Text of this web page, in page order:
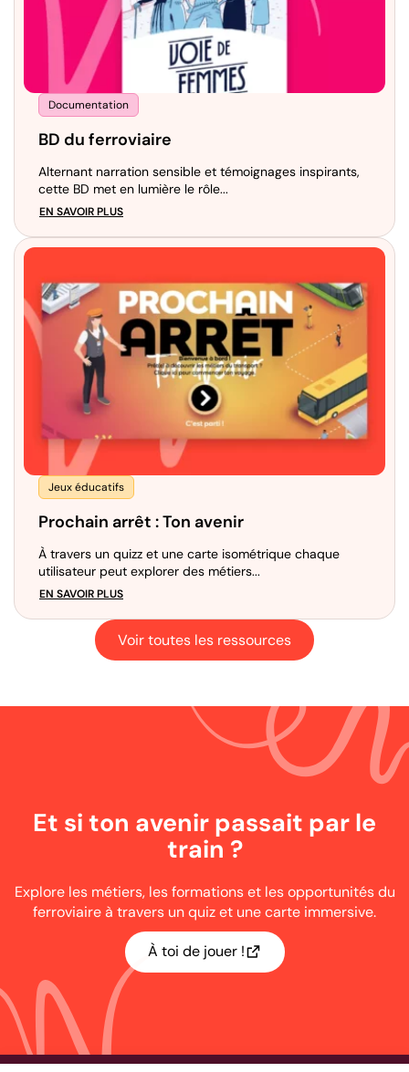
Documentation
BD du ferroviaire
Alternant narration sensible et témoignages inspirants,
cette BD met en lumière le rôle...
EN SAVOIR PLUS
Jeux éducatifs
Prochain arrêt : Ton avenir
À travers un quizz et une carte isométrique chaque
utilisateur peut explorer des métiers...
EN SAVOIR PLUS
Voir toutes les ressources
Et si ton avenir passait par le
train ?
Explore les métiers, les formations et les opportunités du
ferroviaire à travers un quiz et une carte immersive.
À toi de jouer !Ouvrir dans un nouvel onglet